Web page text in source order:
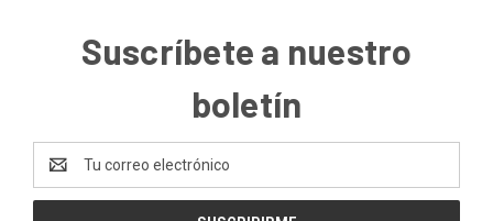
Suscríbete a nuestro
boletín
de
correo